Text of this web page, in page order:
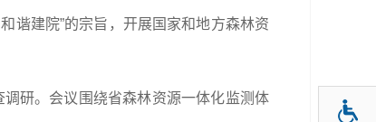
谐建院”的宗旨，开展国家和地方森林资
研。 会议围绕省森林资源一体化监测体